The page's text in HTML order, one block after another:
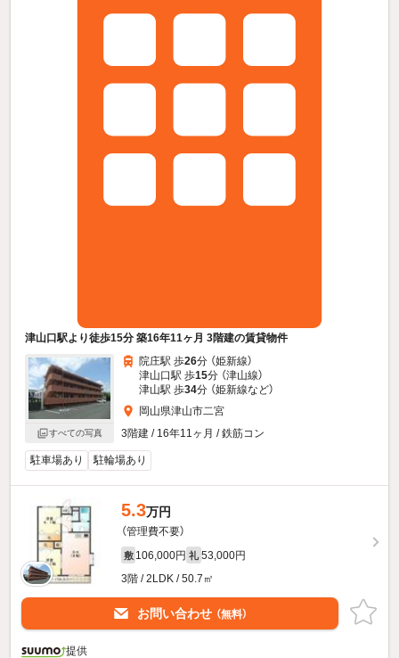
津山口駅より徒歩15分 築16年11ヶ月 3階建の賃貸物件
すべての写真
院庄駅 歩26分 （姫新線）
津山口駅 歩15分 （津山線）
津山駅 歩34分 （姫新線など）
岡山県津山市二宮
3階建 / 16年11ヶ月 / 鉄筋コン
駐車場あり 駐輪場あり
5.3万円
（管理費不要）
敷 106,000円 礼 53,000円
3階 / 2LDK / 50.7㎡
お問い合わせ （無料）
提供